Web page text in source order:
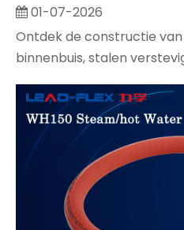
01-07-2026
Ontdek de constructie
binnenbuis, stalen